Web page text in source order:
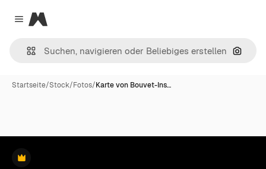
Close menu
Magnific
Nach
Startseite/Stock/Fotos/Karte von Bouvet-Ins…
Premium